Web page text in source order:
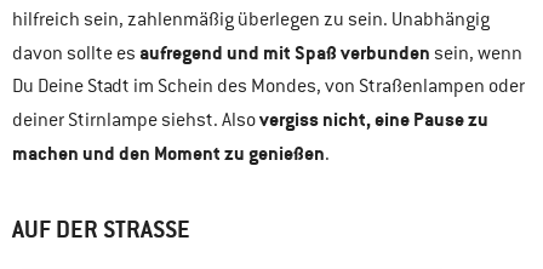
hilfreich sein, zahlenmäßig überlegen zu sein. Unabhängig
davon sollte es aufregend und mit Spaß verbunden sein, wenn
Du Deine Stadt im Schein des Mondes, von Straßenlampen oder
deiner Stirnlampe siehst. Alsovergiss nicht, eine Pause zu
machen und den Moment zu genießen.
AUF DER STRASSE